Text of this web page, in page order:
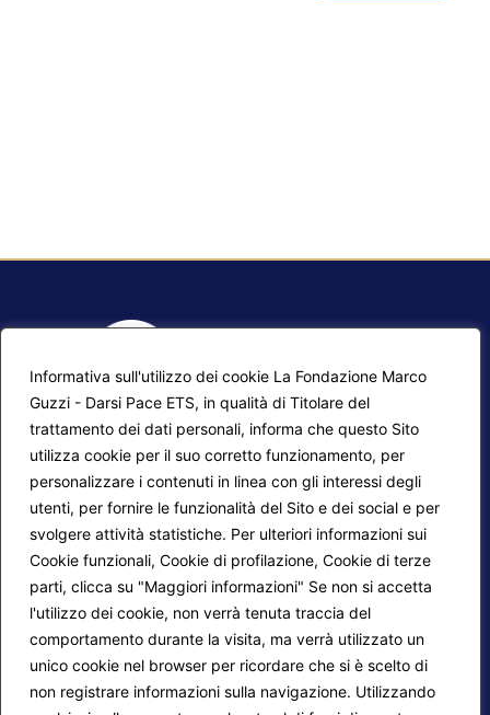
Informativa sull'utilizzo dei cookie La Fondazione Marco
Guzzi - Darsi Pace ETS, in qualità di Titolare del
trattamento dei dati personali, informa che questo Sito
utilizza cookie per il suo corretto funzionamento, per
personalizzare i contenuti in linea con gli interessi degli
utenti, per fornire le funzionalità del Sito e dei social e per
svolgere attività statistiche. Per ulteriori informazioni sui
Cookie funzionali, Cookie di profilazione, Cookie di terze
parti, clicca su "Maggiori informazioni" Se non si accetta
l'utilizzo dei cookie, non verrà tenuta traccia del
comportamento durante la visita, ma verrà utilizzato un
unico cookie nel browser per ricordare che si è scelto di
non registrare informazioni sulla navigazione. Utilizzando
Mappa del sito
Progetti Darsi Pace
Login redattori
Contatti
Calendario corsi
Privacy Policy
Cookie Policy
Seguici su: